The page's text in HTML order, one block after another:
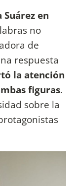
en
no
de
respuesta
la atención
figuras.
sobre la